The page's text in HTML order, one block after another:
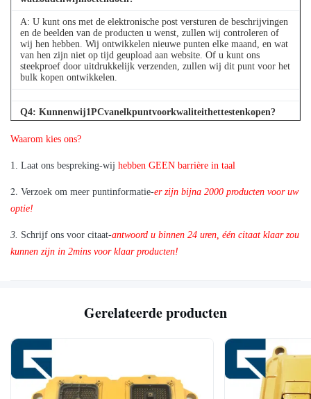
A: U kunt ons met de elektronische post versturen de beschrijvingen
en de beelden van de producten u wenst, zullen wij controleren of
wij hen hebben. Wij ontwikkelen nieuwe punten elke maand, en wat
van hen zijn niet op tijd geupload aan website. Of u kunt ons
steekproef door uitdrukkelijk verzenden, zullen wij dit punt voor het
bulk kopen ontwikkelen.
Q4: Kunnenwij1PCvanelkpuntvoorkwaliteithettestenkopen?
A: Ja, zijn wij blij om 1pc voor kwaliteit te verzenden die als wij het
Waarom kies ons?
1. Laat ons bespreking-wij hebben GEEN barrière in taal
2. Verzoek om meer puntinformatie-er zijn bijna 2000 producten voor uw
optie!
3. Schrijf ons voor citaat-antwoord u binnen 24 uren, één citaat klaar zou
kunnen zijn in 2mins voor klaar producten!
Gerelateerde producten